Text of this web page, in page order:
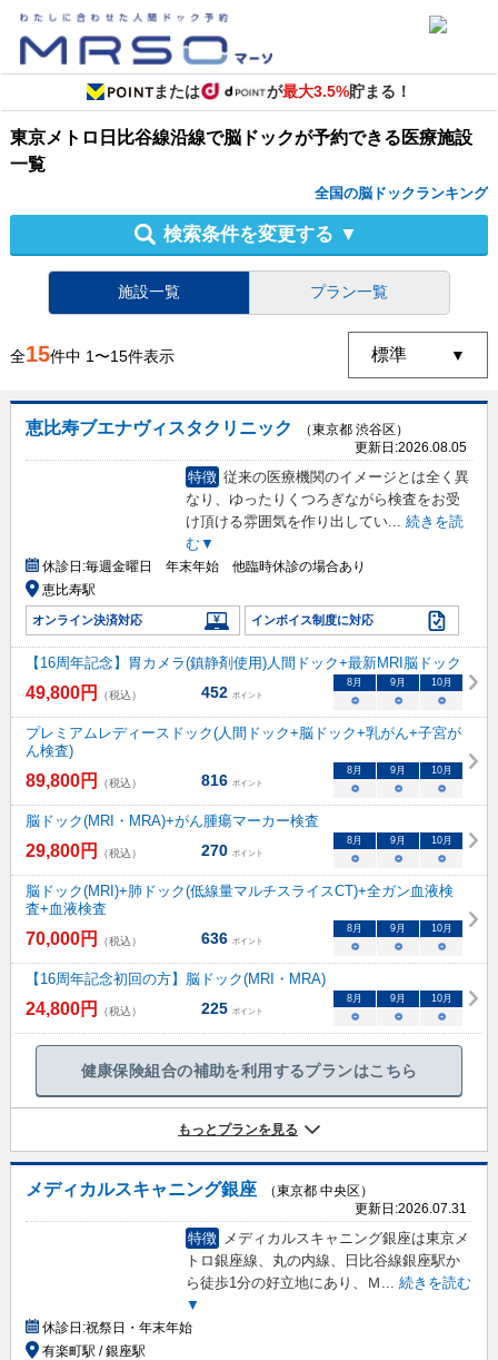
または が最大3.5%貯まる！
東京メトロ日比谷線沿線で脳ドックが予約できる医療施設
一覧
全国の脳ドックランキング
検索条件を変更する ▼
施設一覧 プラン一覧
全15件中 1〜15件表示
恵比寿ブエナヴィスタクリニック
（東京都 渋谷区）
更新日:2026.08.05
特徴 従来の医療機関のイメージとは全く異
なり、ゆったりくつろぎながら検査をお受
け頂ける雰囲気を作り出してい... 続きを読
む▼
休診日:毎週金曜日 年末年始 他臨時休診の場合あり
恵比寿駅
オンライン決済対応 インボイス制度に対応
【16周年記念】胃カメラ(鎮静剤使用)人間ドック+最新MRI脳ドック
49,800円 （税込） 452 ポイント
8月 9月 10月
○ ○ ○
プレミアムレディースドック(人間ドック+脳ドック+乳がん+子宮が
ん検査)
89,800円 （税込） 816 ポイント
8月 9月 10月
○ ○ ○
脳ドック(MRI・MRA)+がん腫瘍マーカー検査
29,800円 （税込） 270 ポイント
8月 9月 10月
○ ○ ○
脳ドック(MRI)+肺ドック(低線量マルチスライスCT)+全ガン血液検
査+血液検査
70,000円 （税込） 636 ポイント
8月 9月 10月
○ ○ ○
【16周年記念初回の方】脳ドック(MRI・MRA)
24,800円 （税込） 225 ポイント
8月 9月 10月
○ ○ ○
健康保険組合の補助を利用するプランはこちら
もっとプランを見る
メディカルスキャニング銀座
（東京都 中央区）
更新日:2026.07.31
特徴 メディカルスキャニング銀座は東京メ
トロ銀座線、丸の内線、日比谷線銀座駅か
ら徒歩1分の好立地にあり、Ｍ ... 続きを読む
▼
休診日:祝祭日・年末年始
有楽町駅 / 銀座駅